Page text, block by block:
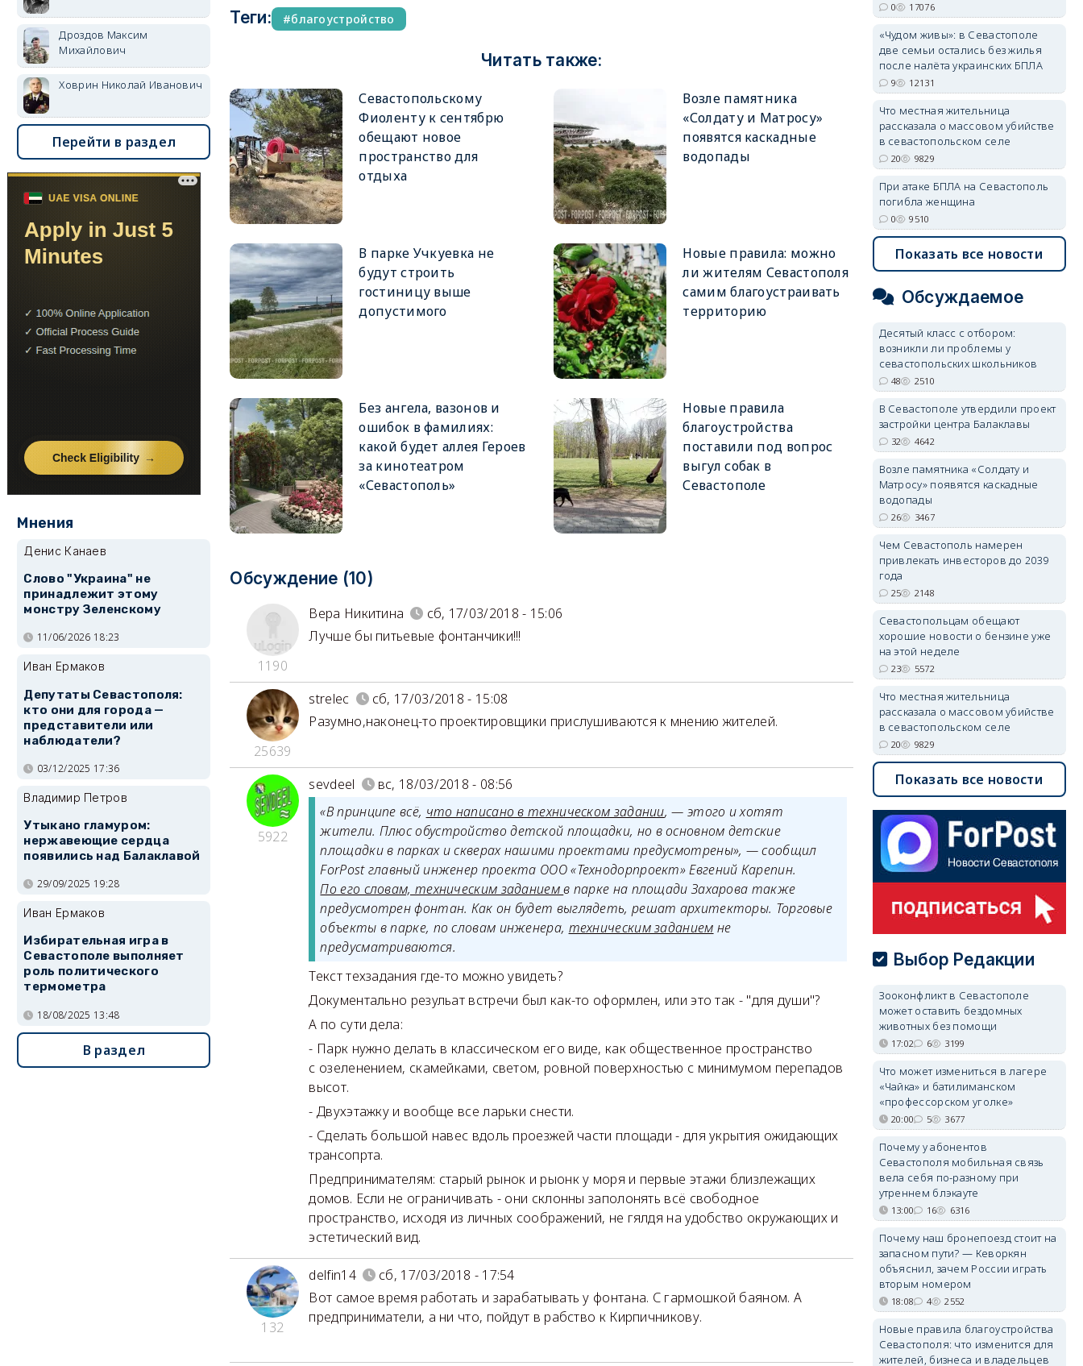
Теги: благоустройство
Читать также:
Севастопольскому
Фиоленту к сентябрю
обещают новое
пространство для
отдыха
Возле памятника
«Солдату и Матросу»
появятся каскадные
водопады
В парке Учкуевка не
будут строить
гостиницу выше
допустимого
Новые правила: можно
ли жителям Севастополя
самим благоустраивать
территорию
Без ангела, вазонов и
ошибок в фамилиях:
какой будет аллея Героев
за кинотеатром
«Севастополь»
Новые правила
благоустройства
поставили под вопрос
выгул собак в
Севастополе
Обсуждение (10)
1190
Вера Никитина
сб, 17/03/2018 - 15:06
Лучше бы питьевые фонтанчики!!!
25639
strelec
сб, 17/03/2018 - 15:08
Разумно,наконец-то проектировщики прислушиваются к мнению жителей.
5922
sevdeel
вс, 18/03/2018 - 08:56
«В принципе всё, что написано в техническом задании, — этого и хотят
жители. Плюс обустройство детской площадки, но в основном детские
площадки в парках и скверах нашими проектами предусмотрены», — сообщил
ForPost главный инженер проекта ООО «Технодорпроект» Евгений Карепин.
По его словам, техническим заданиемв парке на площади Захарова также
предусмотрен фонтан. Как он будет выглядеть, решат архитекторы. Торговые
объекты в парке, по словам инженера, техническим заданием не
предусматриваются.
Текст техзадания где-то можно увидеть?
Документально резульат встречи был как-то оформлен, или это так - "для души"?
А по сути дела:
- Парк нужно делать в классическом его виде, как общественное пространство
с озеленением, скамейками, светом, ровной поверхностью с минимумом перепадов
высот.
- Двухэтажку и вообще все ларьки снести.
- Сделать большой навес вдоль проезжей части площади - для укрытия ожидающих
трансопрта.
Предпринимателям: старый рынок и рыонк у моря и первые этажи близлежащих
домов. Если не ограничивать - они склонны заполонять всё свободное
пространство, исходя из личных соображений, не гялдя на удобство окружающих и
эстетический вид.
132
delfin14
сб, 17/03/2018 - 17:54
Вот самое время работать и зарабатывать у фонтана. С гармошкой баяном. А
предприниматели, а ни что, пойдут в рабство к Кирпичникову.
Дроздов Максим
Михайлович
Ховрин Николай Иванович
Перейти в раздел
Мнения
Денис Канаев
Слово "Украина" не
принадлежит этому
монстру Зеленскому
11/06/2026 18:23
Иван Ермаков
Депутаты Севастополя:
кто они для города —
представители или
наблюдатели?
03/12/2025 17:36
Владимир Петров
Утыкано гламуром:
нержавеющие сердца
появились над Балаклавой
29/09/2025 19:28
Иван Ермаков
Избирательная игра в
Севастополе выполняет
роль политического
термометра
18/08/2025 13:48
В раздел
0 17076
«Чудом живы»: в Севастополе
две семьи остались без жилья
после налёта украинских БПЛА
9 12131
Что местная жительница
рассказала о массовом убийстве
в севастопольском селе
20 9829
При атаке БПЛА на Севастополь
погибла женщина
0 9510
Показать все новости
Обсуждаемое
Десятый класс с отбором:
возникли ли проблемы у
севастопольских школьников
48 2510
В Севастополе утвердили проект
застройки центра Балаклавы
32 4642
Возле памятника «Солдату и
Матросу» появятся каскадные
водопады
26 3467
Чем Севастополь намерен
привлекать инвесторов до 2039
года
25 2148
Севастопольцам обещают
хорошие новости о бензине уже
на этой неделе
23 5572
Что местная жительница
рассказала о массовом убийстве
в севастопольском селе
20 9829
Показать все новости
Выбор Редакции
Зооконфликт в Севастополе
может оставить бездомных
животных без помощи
17:02 6 3199
Что может измениться в лагере
«Чайка» и батилиманском
«профессорском уголке»
20:00 5 3677
Почему у абонентов
Севастополя мобильная связь
вела себя по-разному при
утреннем блэкауте
13:00 16 6316
Почему наш бронепоезд стоит на
запасном пути? — Кеворкян
объяснил, зачем России играть
вторым номером
18:08 4 2552
Новые правила благоустройства
Севастополя: что изменится для
жителей, бизнеса и владельцев